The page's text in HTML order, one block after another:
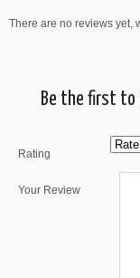
There are no reviews yet,
Be the first to
Rating
Your Review